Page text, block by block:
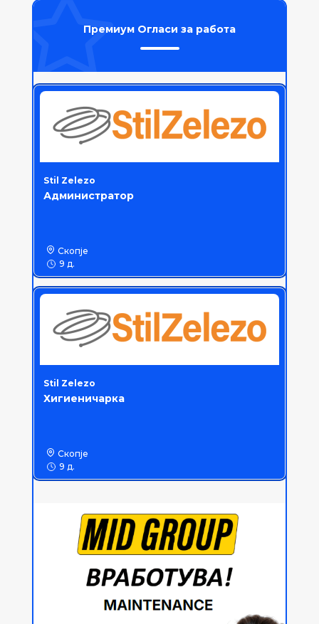
Премиум Огласи за работа
Stil Zelezo
Администратор
Скопје
9 д.
Stil Zelezo
Хигиеничарка
Скопје
9 д.